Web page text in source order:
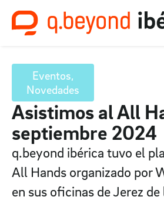
Eventos,
Novedades
Asistimos al All
septiembre 2024
q.beyond ibérica tuvo el
All Hands organizado por
en sus oficinas de Jerez